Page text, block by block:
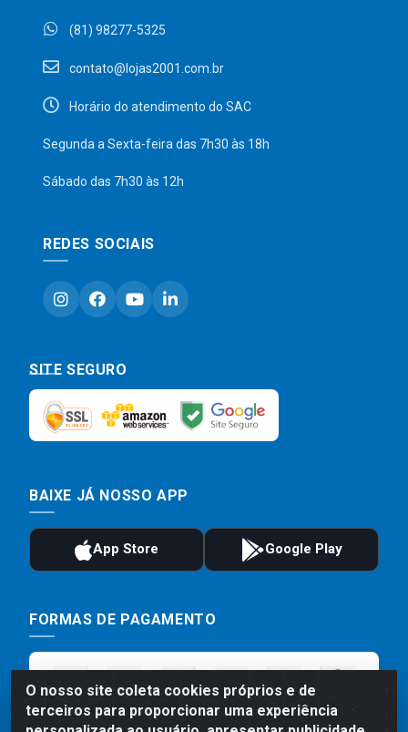
O nosso site coleta cookies próprios e de
terceiros para proporcionar uma experiência
(81) 98277-5325
contato@lojas2001.com.br
Horário do atendimento do SAC
Segunda a Sexta-feira das 7h30 às 18h
Sábado das 7h30 às 12h
REDES SOCIAIS
SITE SEGURO
BAIXE JÁ NOSSO APP
FORMAS DE PAGAMENTO